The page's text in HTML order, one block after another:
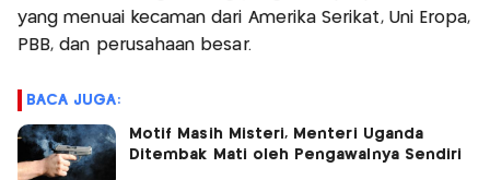
yang menuai kecaman dari Amerika Serikat, Uni Eropa,
PBB, dan perusahaan besar.
BACA JUGA:
Motif Masih Misteri, Menteri Uganda
Ditembak Mati oleh Pengawalnya Sendiri